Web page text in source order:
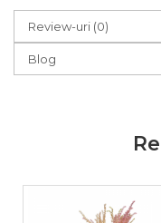
Review-uri (0)
Blog